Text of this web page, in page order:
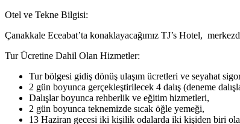
Otel ve Tekne Bilgisi:
Çanakkale Eceabat’ta konaklayacağımız TJ’s Hotel,
Tur Ücretine Dahil Olan Hizmetler:
Tur bölgesi gidiş dönüş ulaşım ücretleri ve seyahat
2 gün boyunca gerçekleştirilecek 4 dalış (deneme
Dalışlar boyunca rehberlik ve eğitim hizmetleri,
2 gün boyunca teknemizde sıcak öğle yemeği,
13 Haziran gecesi iki kişilik odalarda iki kişiden biri